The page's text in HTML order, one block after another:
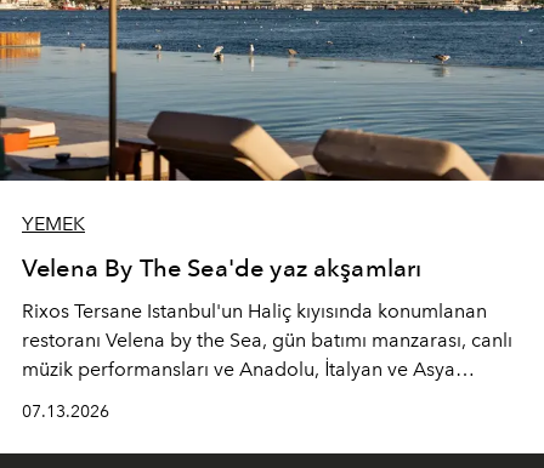
YEMEK
Velena By The Sea'de yaz akşamları
Rixos Tersane Istanbul'un Haliç kıyısında konumlanan
restoranı Velena by the Sea, gün batımı manzarası, canlı
müzik performansları ve Anadolu, İtalyan ve Asya
devam ediyor.
07.13.2026